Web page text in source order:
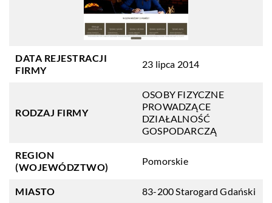
DATA REJESTRACJI
FIRMY
23 lipca 2014
RODZAJ FIRMY
OSOBY FIZYCZNE
PROWADZĄCE
DZIAŁALNOŚĆ
GOSPODARCZĄ
REGION
(WOJEWÓDZTWO)
Pomorskie
MIASTO 83-200 Starogard Gdański